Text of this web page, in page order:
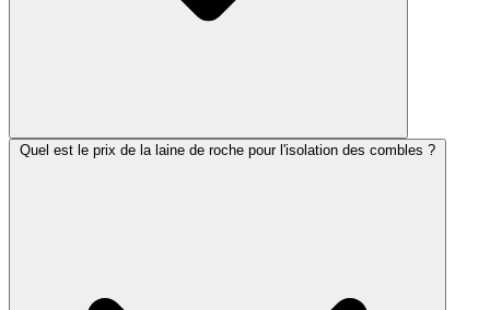
Quel est le prix de la laine de roche pour l'isolation des combles ?